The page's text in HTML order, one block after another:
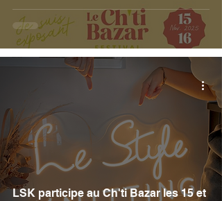
LSK participe au Ch'ti Bazar les 15 et